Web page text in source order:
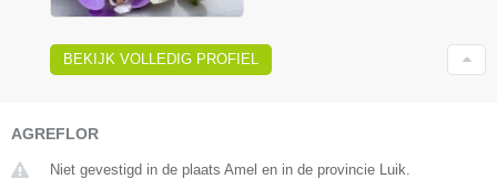
BEKIJK VOLLEDIG PROFIEL
AGREFLOR
Niet gevestigd in de plaats Amel en in de provincie Luik.